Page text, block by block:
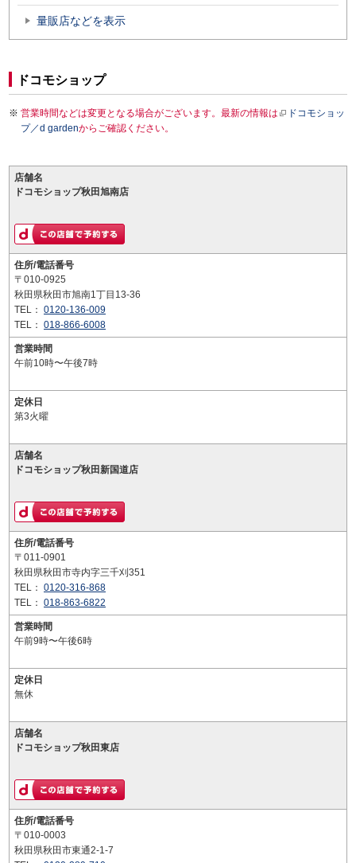
量販店などを表示
ドコモショップ
営業時間などは変更となる場合がございます。最新の情報は
ドコモショッ
プ／d gardenからご確認ください。
店舗名
ドコモショップ秋田旭南店
住所/電話番号
〒010-0925
秋田県秋田市旭南1丁目13-36
TEL： 0120-136-009
TEL： 018-866-6008
営業時間
午前10時〜午後7時
定休日
第3火曜
店舗名
ドコモショップ秋田新国道店
住所/電話番号
〒011-0901
秋田県秋田市寺内字三千刈351
TEL： 0120-316-868
TEL： 018-863-6822
営業時間
午前9時〜午後6時
定休日
無休
店舗名
ドコモショップ秋田東店
住所/電話番号
〒010-0003
秋田県秋田市東通2-1-7